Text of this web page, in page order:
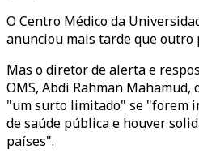
O Centro Médico da
anunciou mais tarde que
Mas o diretor de alerta e
OMS, Abdi Rahman
"um surto limitado" se "forem
de saúde pública e houver
países".